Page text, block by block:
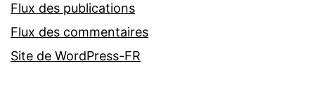
Flux des publications
Flux des commentaires
Site de WordPress-FR